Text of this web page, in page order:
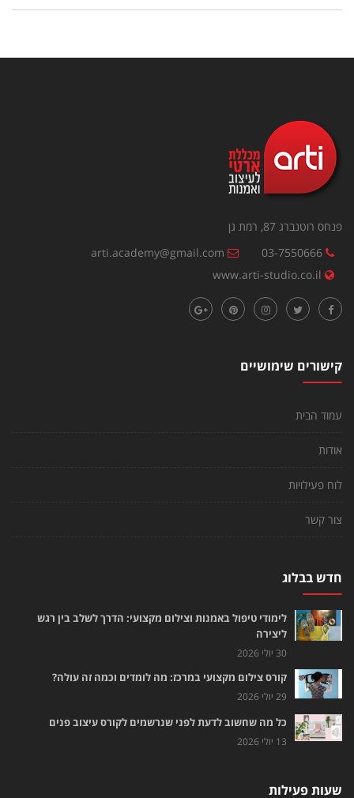
פנחס רוטנברג 87, רמת גן
03-7550666
arti.academy@gmail.com
www.arti-studio.co.il
קישורים שימושיים
עמוד הבית
אודות
לוח פעילויות
צור קשר
חדש בבלוג
לימודי טיפול באמנות וצילום מקצועי: הדרך לשלב בין רגש
ליצירה
30 יולי 2026
קורס צילום מקצועי במרכז: מה לומדים וכמה זה עולה?
29 יולי 2026
כל מה שחשוב לדעת לפני שנרשמים לקורס עיצוב פנים
13 יולי 2026
שעות פעילות